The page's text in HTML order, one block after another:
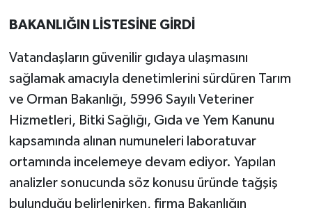
BAKANLIĞIN LİSTESİNE GİRDİ
Vatandaşların güvenilir gıdaya ulaşmasını
sağlamak amacıyla denetimlerini sürdüren Tarım
ve Orman Bakanlığı, 5996 Sayılı Veteriner
Hizmetleri, Bitki Sağlığı, Gıda ve Yem Kanunu
kapsamında alınan numuneleri laboratuvar
ortamında incelemeye devam ediyor. Yapılan
analizler sonucunda söz konusu üründe tağşiş
bulunduğu belirlenirken, firma Bakanlığın